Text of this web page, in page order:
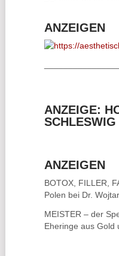
ANZEIGEN
ANZEIGE:
SCHLESWIG
ANZEIGEN
BOTOX, FILLER,
Polen bei Dr.
MEISTER – der
Eheringe aus Gold